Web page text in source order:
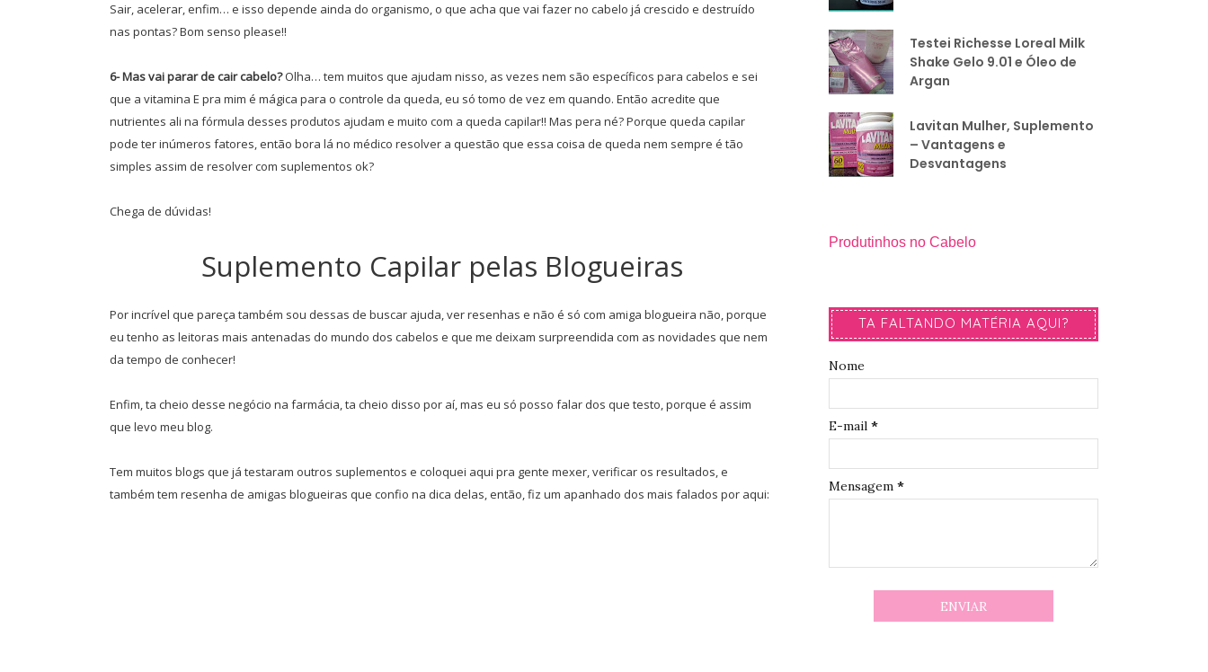
Sair, acelerar, enfim… e isso depende ainda do organismo, o que acha que vai fazer no cabelo já crescido e destruído
nas pontas? Bom senso please!!
6- Mas vai parar de cair cabelo?Olha… tem muitos que ajudam nisso, as vezes nem são específicos para cabelos e sei
que a vitamina E pra mim é mágica para o controle da queda, eu só tomo de vez em quando. Então acredite que
nutrientes ali na fórmula desses produtos ajudam e muito com a queda capilar!! Mas pera né? Porque queda capilar
pode ter inúmeros fatores, então bora lá no médico resolver a questão que essa coisa de queda nem sempre é tão
simples assim de resolver com suplementos ok?
Chega de dúvidas!
Suplemento Capilar pelas Blogueiras
Por incrível que pareça também sou dessas de buscar ajuda, ver resenhas e não é só com amiga blogueira não, porque
eu tenho as leitoras mais antenadas do mundo dos cabelos e que me deixam surpreendida com as novidades que nem
da tempo de conhecer!
Enfim, ta cheio desse negócio na farmácia, ta cheio disso por aí, mas eu só posso falar dos que testo, porque é assim
que levo meu blog.
Tem muitos blogs que já testaram outros suplementos e coloquei aqui pra gente mexer, verificar os resultados, e
também tem resenha de amigas blogueiras que confio na dica delas, então, fiz um apanhado dos mais falados por aqui:
Testei Richesse Loreal Milk
Shake Gelo 9.01 e Óleo de
Argan
Lavitan Mulher, Suplemento
– Vantagens e
Desvantagens
Produtinhos no Cabelo
TA FALTANDO MATÉRIA AQUI?
Nome
E-mail *
Mensagem *